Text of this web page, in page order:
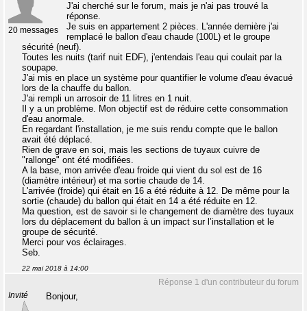
20 messages
J'ai cherché sur le forum, mais je n'ai pas trouvé la
réponse.
Je suis en appartement 2 pièces. L'année dernière j'ai
remplacé le ballon d'eau chaude (100L) et le groupe
sécurité (neuf).
Toutes les nuits (tarif nuit EDF), j'entendais l'eau qui coulait par la
soupape.
J'ai mis en place un système pour quantifier le volume d'eau évacué
lors de la chauffe du ballon.
J'ai rempli un arrosoir de 11 litres en 1 nuit.
Il y a un problème. Mon objectif est de réduire cette consommation
d'eau anormale.
En regardant l'installation, je me suis rendu compte que le ballon
avait été déplacé.
Rien de grave en soi, mais les sections de tuyaux cuivre de
"rallonge" ont été modifiées.
A la base, mon arrivée d'eau froide qui vient du sol est de 16
(diamètre intérieur) et ma sortie chaude de 14.
L'arrivée (froide) qui était en 16 a été réduite à 12. De même pour la
sortie (chaude) du ballon qui était en 14 a été réduite en 12.
Ma question, est de savoir si le changement de diamètre des tuyaux
lors du déplacement du ballon à un impact sur l’installation et le
groupe de sécurité.
Merci pour vos éclairages.
Seb.
22 mai 2018 à 14:00
Réponse 1 d'un contributeur du forum
Invité
Bonjour,